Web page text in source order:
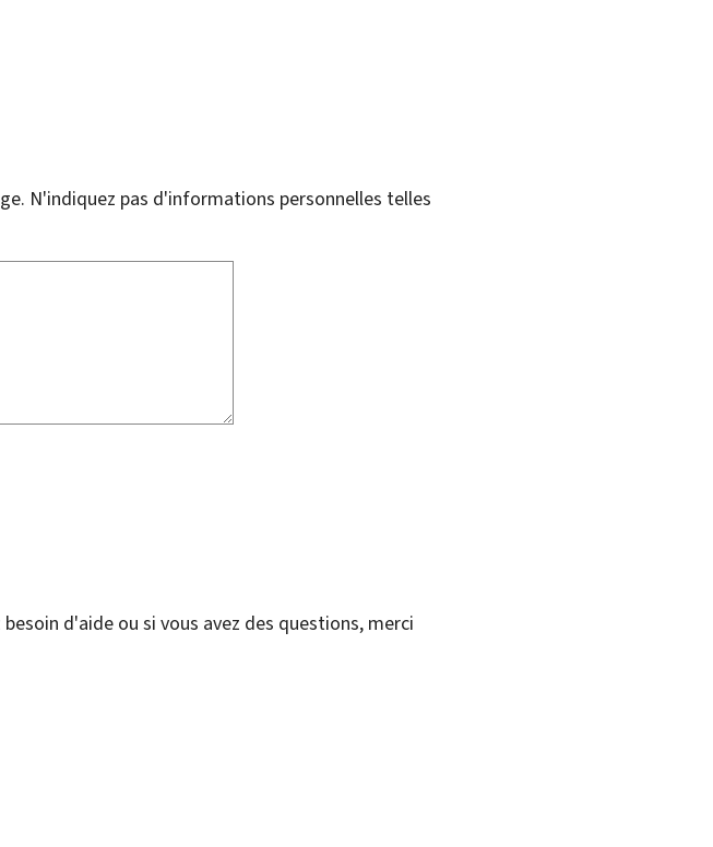
N'indiquez pas d'informations personnelles telles
d'aide ou si vous avez des questions, merci